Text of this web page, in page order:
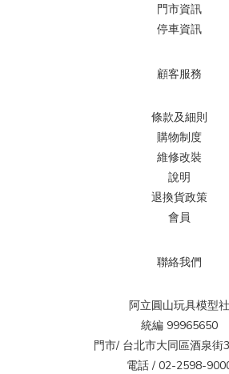
門市資訊
停車資訊
顧客服務
條款及細則
購物制度
維修改裝
說明
退換貨政策
會員
聯絡我們
阿立圓山玩具模型社
統編 99965650
門市/ 台北市大同區酒泉街
電話 / 02-2598-